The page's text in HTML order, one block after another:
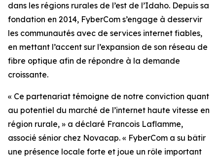
dans les régions rurales de l’est de l’Idaho. Depuis sa
fondation en 2014, FyberCom s’engage à desservir
les communautés avec de services internet fiables,
en mettant l’accent sur l’expansion de son réseau de
fibre optique afin de répondre à la demande
croissante.
« Ce partenariat témoigne de notre conviction quant
au potentiel du marché de l’internet haute vitesse en
région rurale, » a déclaré Francois Laflamme,
associé sénior chez Novacap. « FyberCom a su bâtir
une présence locale forte et joue un rôle important